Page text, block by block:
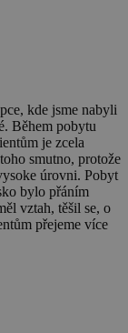
kde jsme nabyli
Během pobytu
je zcela
smutno, protože
úrovni. Pobyt
bylo přáním
vztah, těšil se, o
přejeme více